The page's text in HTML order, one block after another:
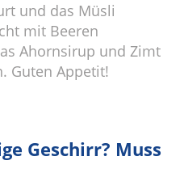
und das Müsli
mit Beeren
Ahornsirup und Zimt
Guten Appetit!
Geschirr? Muss